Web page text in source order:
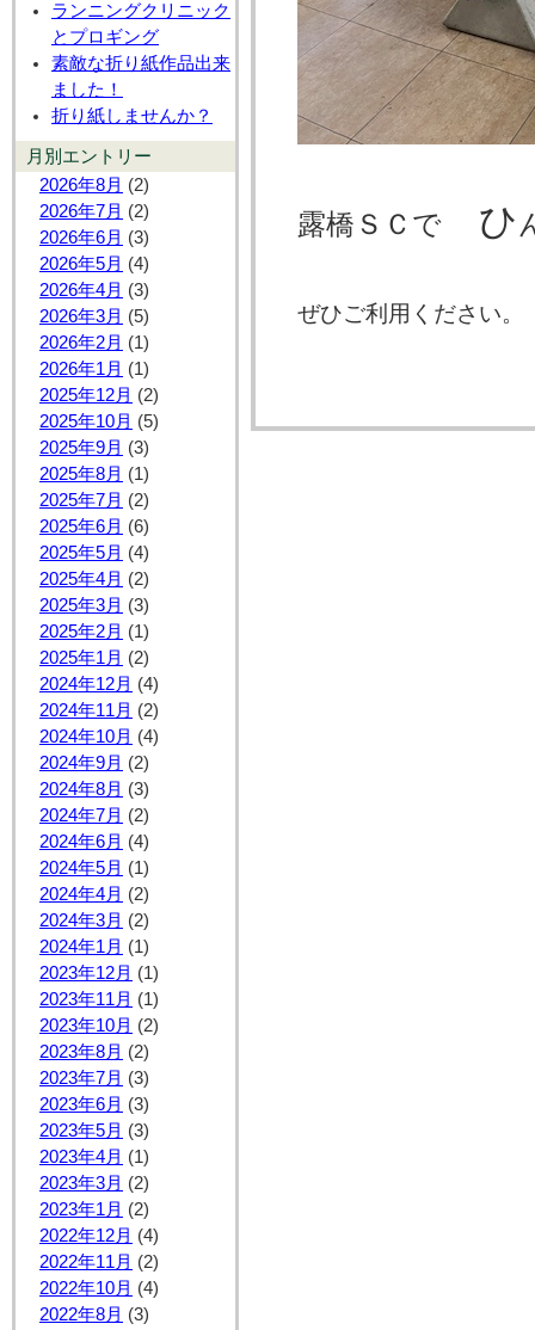
ランニングクリニック
とプロギング
素敵な折り紙作品出来
ました！
折り紙しませんか？
月別エントリー
2026年8月 (2)
2026年7月 (2)
2026年6月 (3)
2026年5月 (4)
2026年4月 (3)
2026年3月 (5)
2026年2月 (1)
2026年1月 (1)
2025年12月 (2)
2025年10月 (5)
2025年9月 (3)
2025年8月 (1)
2025年7月 (2)
2025年6月 (6)
2025年5月 (4)
2025年4月 (2)
2025年3月 (3)
2025年2月 (1)
2025年1月 (2)
2024年12月 (4)
2024年11月 (2)
2024年10月 (4)
2024年9月 (2)
2024年8月 (3)
2024年7月 (2)
2024年6月 (4)
2024年5月 (1)
2024年4月 (2)
2024年3月 (2)
2024年1月 (1)
2023年12月 (1)
2023年11月 (1)
2023年10月 (2)
2023年8月 (2)
2023年7月 (3)
2023年6月 (3)
2023年5月 (3)
2023年4月 (1)
2023年3月 (2)
2023年1月 (2)
2022年12月 (4)
2022年11月 (2)
2022年10月 (4)
2022年8月 (3)
露橋ＳＣで ひ
ぜひご利用ください。